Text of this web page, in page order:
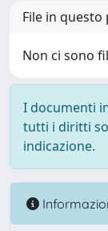
File in
Non ci sono
I documenti
tutti i diritti
indicazione.